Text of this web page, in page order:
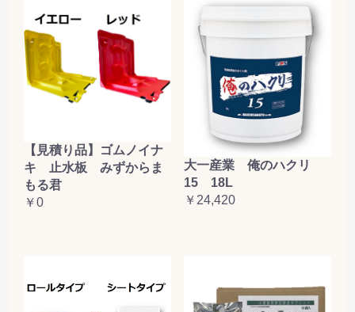
【見積り品】ゴムノイナ
キ 止水板 みずからま
もる君
￥0
大一産業 俺のハクリ
15 18L
￥24,420